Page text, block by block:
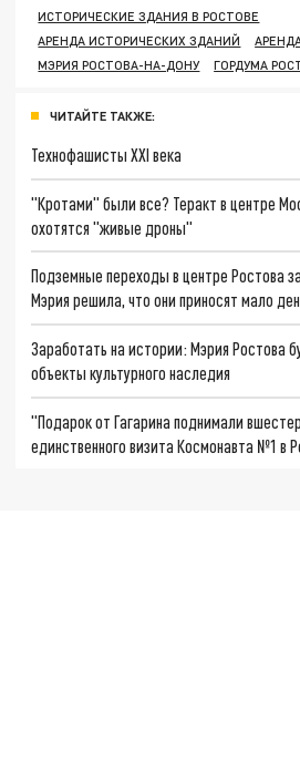
ИСТОРИЧЕСКИЕ ЗДАНИЯ В РОСТОВЕ
АРЕНДА ИСТОРИЧЕСКИХ ЗДАНИЙ
МЭРИЯ РОСТОВА-НА-ДОНУ
ГОРДУМА
ЧИТАЙТЕ ТАКЖЕ:
Технофашисты XXI века
"Кротами" были все? Теракт в центре
охотятся "живые дроны"
Подземные переходы в центре Ростова
Мэрия решила, что они приносят мало
Заработать на истории: Мэрия Ростова
объекты культурного наследия
"Подарок от Гагарина поднимали
единственного визита Космонавта №1 в